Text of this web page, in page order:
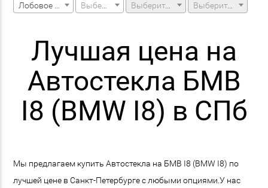
Выберите модель машины Выберите модификацию
Лучшая цена на
Автостекла БМВ
I8 (BMW I8) в СПб
Мы предлагаем купить Автостекла на БМВ I8 (BMW I8) по
лучшей цене в Санкт-Петербурге с любыми опциями.У нас